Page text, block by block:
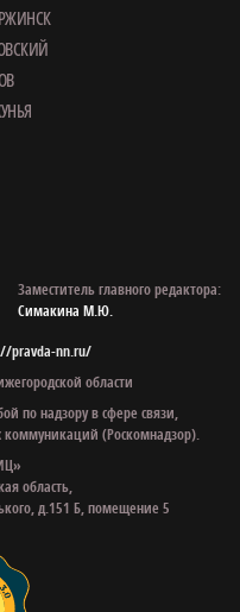
Заместитель главного редактора:
Симакина М.Ю.
pravda-nn.ru/
области
по надзору в сфере связи,
(Роскомнадзор).
область,
д.151 Б, помещение 5